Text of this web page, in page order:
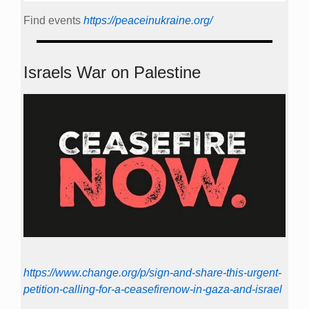
Find events https://peace­in­ukraine.org/
Israels War on Palestine
https://www.change.org/p/sign-and-share-this-urgent-
petition-calling-for-a-ceasefirenow-in-gaza-and-israel